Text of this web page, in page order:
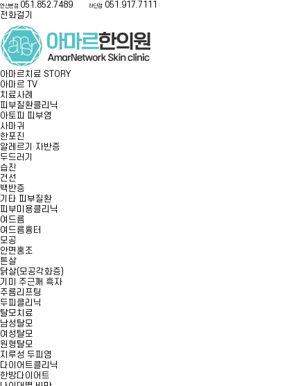
연산본점 051 .852.7489 하단점 051 .917.7111
전화걸기
아마르치료 STORY
아마르 TV
치료사례
피부질환클리닉
아토피 피부염
사마귀
한포진
알레르기 자반증
두드러기
습진
건선
백반증
기타 피부질환
피부미용클리닉
여드름
여드름흉터
모공
안면홍조
튼살
닭살(모공각화증)
기미 주근깨 흑자
주름리프팅
두피클리닉
탈모치료
남성탈모
여성탈모
원형탈모
지루성 두피염
다이어트클리닉
한방다이어트